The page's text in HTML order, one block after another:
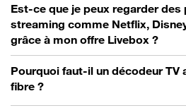
Est-ce que je peux regarder
streaming comme Netflix,
grâce à mon offre Livebox ?
Pourquoi faut-il un décodeur TV
fibre ?